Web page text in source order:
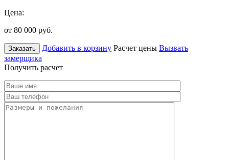
Цена:
от 80 000 руб.
Заказать Добавить в корзину Расчет цены Вызвать
замерщика
Получить расчет